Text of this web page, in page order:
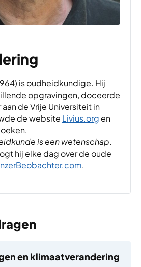
is oudheidkundige. Hij
opgravingen, doceerde
de Vrije Universiteit in
de website Livius.org en
is een wetenschap.
hij elke dag over de oude
.
en klimaatverandering